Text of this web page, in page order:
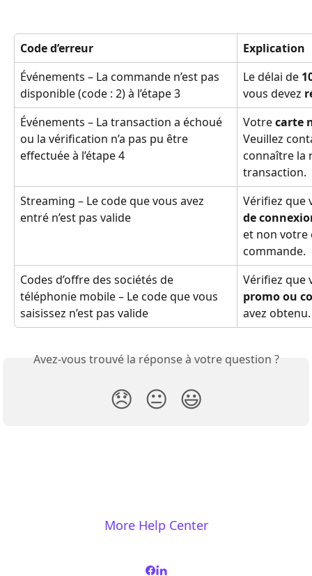
Code d’erreur
Explication
Événements – La commande n’est pas
disponible (code : 2) à l’étape 3
Le délai de
vous devez
Événements – La transaction a échoué
ou la vérification n’a pas pu être
effectuée à l’étape 4
Votre carte
Veuillez
connaître la
transaction.
Streaming – Le code que vous avez
entré n’est pas valide
Vérifiez que
de
et non votre
commande.
Codes d’offre des sociétés de
téléphonie mobile – Le code que vous
saisissez n’est pas valide
Vérifiez que
promo ou
avez
Avez-vous trouvé la réponse à votre question ?
😞 😐 😃
More Help Center